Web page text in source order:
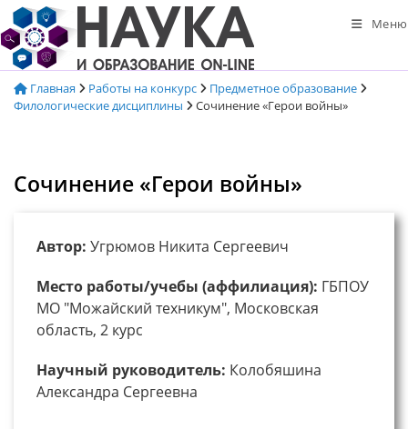
Перейти
к
содержимому
Меню
Главная Работы на конкурс
Предметное образование
Филологические дисциплины
Сочинение «Герои войны»
Сочинение «Герои войны»
Автор: Угрюмов Никита Сергеевич
Место работы/учебы (аффилиация): ГБПОУ
МО "Можайский техникум", Московская
область, 2 курс
Научный руководитель: Колобяшина
Александра Сергеевна